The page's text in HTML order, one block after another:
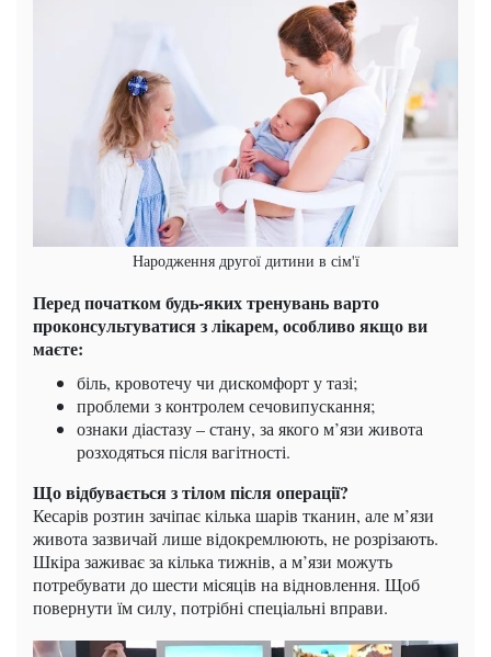
Народження другої дитини в сім'ї
Перед початком будь-яких тренувань варто
проконсультуватися з лікарем, особливо якщо ви
маєте:
біль, кровотечу чи дискомфорт у тазі;
проблеми з контролем сечовипускання;
ознаки діастазу – стану, за якого м’язи живота
розходяться після вагітності.
Що відбувається з тілом після операції?
Кесарів розтин зачіпає кілька шарів тканин, але м’язи
живота зазвичай лише відокремлюють, не розрізають.
Шкіра заживає за кілька тижнів, а м’язи можуть
потребувати до шести місяців на відновлення. Щоб
повернути їм силу, потрібні спеціальні вправи.